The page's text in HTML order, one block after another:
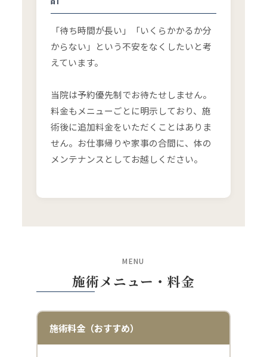
「待ち時間が長い」「いくらかかるか分
からない」という不安をなくしたいと考
えています。
当院は予約優先制でお待たせしません。
料金もメニューごとに明示しており、施
術後に追加料金をいただくことはありま
せん。お仕事帰りや家事の合間に、体の
メンテナンスとしてお越しください。
MENU
施術メニュー・料金
施術料金（おすすめ）